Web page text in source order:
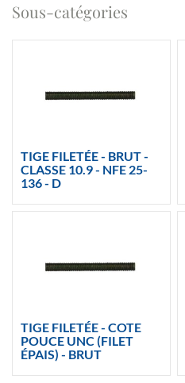
Sous-catégories
TIGE FILETÉE - BRUT -
CLASSE 10.9 - NFE 25-
136 - D
TIGE FILETÉE - COTE
POUCE UNC (FILET
ÉPAIS) - BRUT